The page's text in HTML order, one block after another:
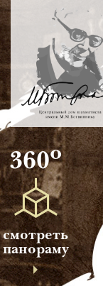
360о
смотреть
панораму